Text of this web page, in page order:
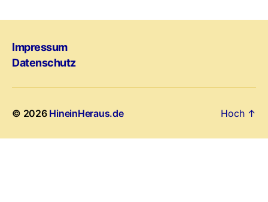
Impressum
Datenschutz
© 2026 HineinHeraus.de Hoch ↑